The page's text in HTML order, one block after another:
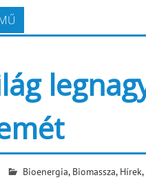
Bioenergia, Biomassza, Hírek,